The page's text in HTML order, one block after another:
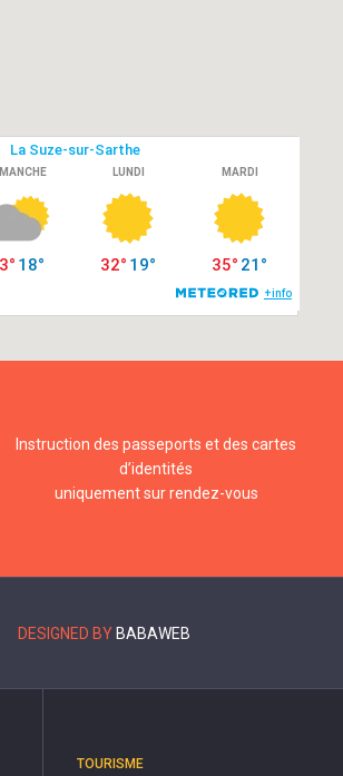
Instruction des passeports et des cartes
d’identités
uniquement sur rendez-vous
DESIGNED BY BABAWEB
TOURISME